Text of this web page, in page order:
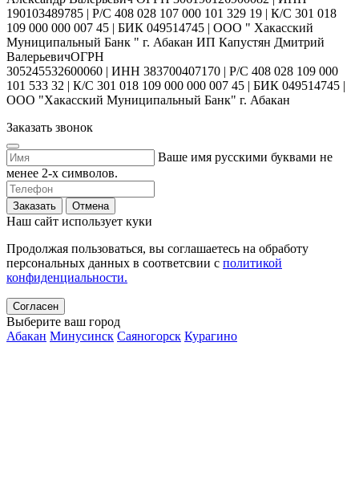
190103489785 | Р/С 408 028 107 000 101 329 19 | К/С 301 018
109 000 000 007 45 | БИК 049514745 | ООО " Хакасский
Муниципальный Банк " г. Абакан ИП Капустян Дмитрий
ВалерьевичОГРН
305245532600060 | ИНН 383700407170 | Р/С 408 028 109 000
101 533 32 | К/С 301 018 109 000 000 007 45 | БИК 049514745 |
ООО "Хакасский Муниципальный Банк" г. Абакан
Заказать звонок
Ваше имя русскими буквами не
менее 2-х символов.
Заказать Отмена
Наш сайт использует куки
Продолжая пользоваться, вы соглашаетесь на обработу
персональных данных в соответсвии с политикой
конфиденциальности.
Согласен
Выберите ваш город
Абакан Минусинск Саяногорск Курагино